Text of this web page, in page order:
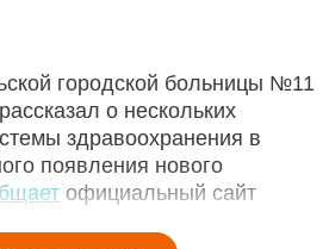
городской больницы №11
о нескольких
здравоохранения в
появления нового
официальный сайт